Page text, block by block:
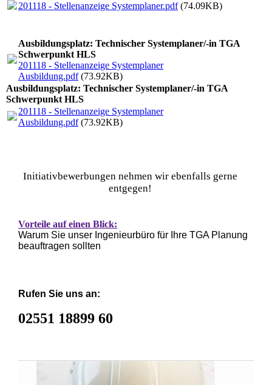
201118 - Stellenanzeige Systemplaner.pdf(74.09KB)
Ausbildungsplatz: Technischer Systemplaner/-in TGA
Schwerpunkt HLS
201118 - Stellenanzeige Systemplaner
Ausbildung.pdf(73.92KB)
Ausbildungsplatz: Technischer Systemplaner/-in TGA
Schwerpunkt HLS
201118 - Stellenanzeige Systemplaner
Ausbildung.pdf(73.92KB)
Initiativbewerbungen nehmen wir ebenfalls gerne
entgegen!
Vorteile auf einen Blick:
Warum Sie unser Ingenieurbüro für Ihre TGA Planung
beauftragen sollten
Rufen Sie uns an:
02551 18899 60